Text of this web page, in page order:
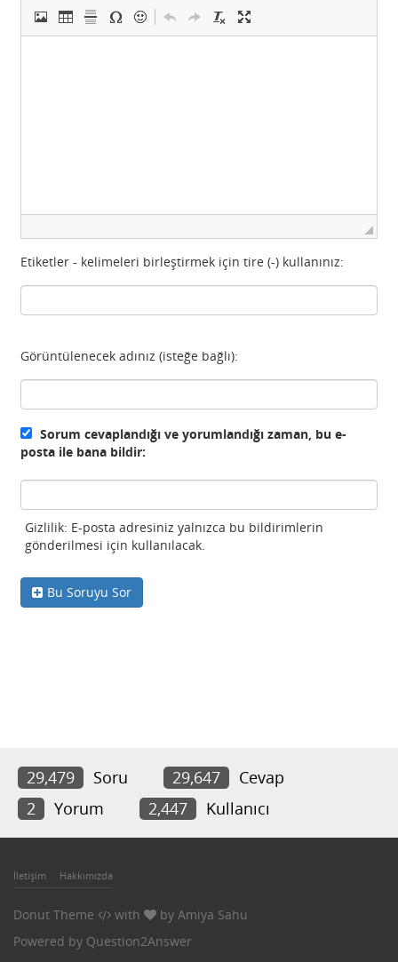
Etiketler - kelimeleri birleştirmek için tire (-) kullanınız:
Görüntülenecek adınız (isteğe bağlı):
Sorum cevaplandığı ve yorumlandığı zaman, bu e-
posta ile bana bildir:
Gizlilik: E-posta adresiniz yalnızca bu bildirimlerin
gönderilmesi için kullanılacak.
Bu Soruyu Sor
29,479 Soru 29,647
Cevap
2
Yorum 2,447 Kullanıcı
İletişim Hakkımızda
Donut Theme with by Amiya Sahu
Powered by Question2Answer